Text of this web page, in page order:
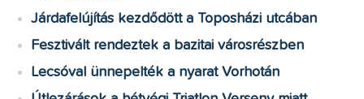
Járdafelújítás kezdődött a Toposházi utcában
Fesztivált rendeztek a bazitai városrészben
Lecsóval ünnepelték a nyarat Vorhotán